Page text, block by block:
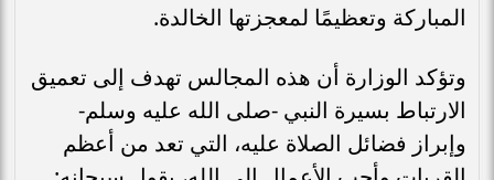
المباركة وتعظيمًا لمعجزتها الخالدة.
وتؤكد الوزارة أن هذه المجالس تهدف إلى تعميق
الارتباط بسيرة النبي -صلى الله عليه وسلم-
وإبراز فضائل الصلاة عليه، التي تعد من أعظم